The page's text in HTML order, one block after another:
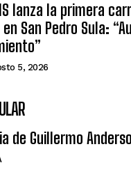
lanza la primera
San Pedro Sula:
5, 2026
de Guillermo